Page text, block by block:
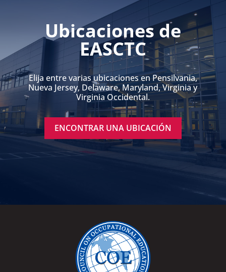
Ubicaciones de
EASCTC
Elija entre varias ubicaciones en Pensilvania,
Nueva Jersey, Delaware, Maryland, Virginia y
Virginia Occidental.
ENCONTRAR UNA UBICACIÓN